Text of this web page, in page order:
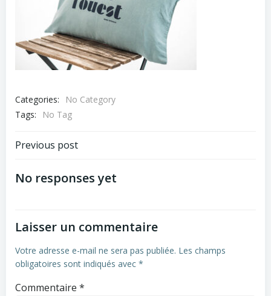
Categories:
No Category
Tags:
No Tag
Navigation
de
Previous post
No responses yet
Laisser un commentaire
Votre adresse e-mail ne sera pas publiée. Les champs
obligatoires sont indiqués avec *
Commentaire *